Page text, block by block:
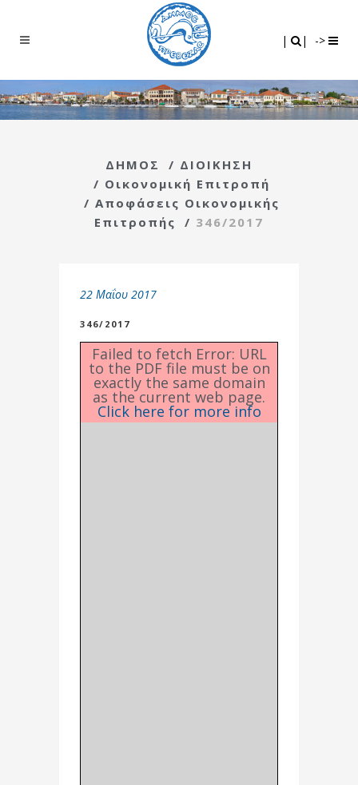
| | ->
ΔΗΜΟΣ / ΔΙΟΙΚΗΣΗ
/ Οικονομική Επιτροπή
/ Αποφάσεις Οικονομικής
Επιτροπής
/ 346/2017
22 Μαΐου 2017
346/2017
Failed to fetch Error: URL
to the PDF file must be on
exactly the same domain
as the current web page.
Click here for more info